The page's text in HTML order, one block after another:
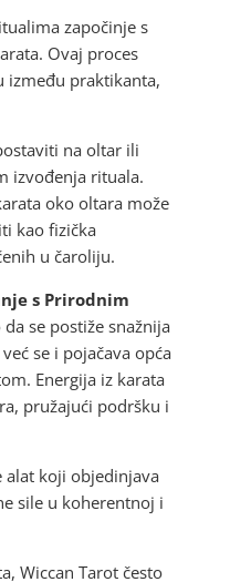
započinje s
Ovaj proces
između praktikanta,
na oltar ili
izvođenja rituala.
oko oltara može
kao fizička
u čaroliju.
s Prirodnim
da se postiže snažnija
se i pojačava opća
Energija iz karata
pružajući podršku i
alat koji objedinjava
sile u koherentnoj i
Wiccan Tarot često